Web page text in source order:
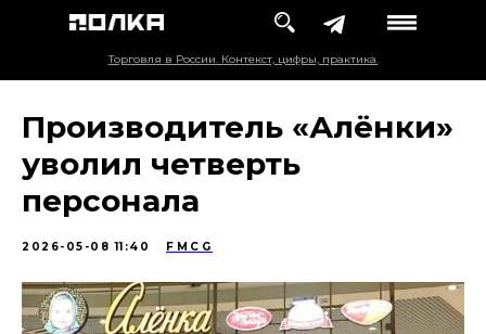
Торговля в России. Контекст, цифры, практика.
Производитель «Алёнки»
уволил четверть
персонала
2026-05-08 11:40 FMCG